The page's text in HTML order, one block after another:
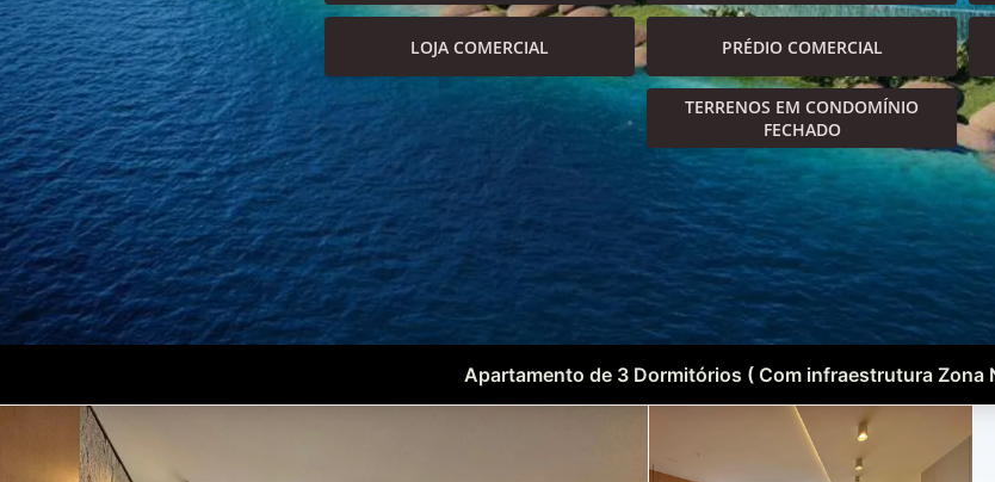
LOJA COMERCIAL PRÉDIO COMERCIAL
TERRENOS EM CONDOMÍNIO
FECHADO
Apartamento de 3 Dormitórios ( Com infraestrutura Zona